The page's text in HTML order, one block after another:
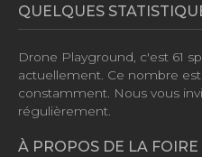
QUELQUES
Drone Playground, c'est 61
actuellement. Ce nombre
constamment. Nous vous
régulièrement.
À PROPOS DE LA